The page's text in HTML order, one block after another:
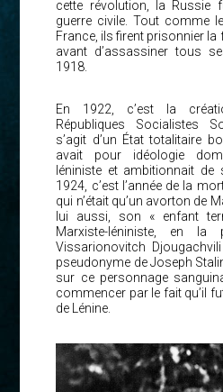
cette révolution, la Russie
guerre civile. Tout comme
France, ils firent prisonnier
avant d’assassiner tous
1918.
En 1922, c’est la
Républiques Socialistes
s’agit d’un État totalitaire
avait pour idéologie
léniniste et ambitionnait de
1924, c’est l’année de la
qui n’était qu’un avorton de
lui aussi, son « enfant
Marxiste-léniniste, en la
Vissarionovitch
pseudonyme de Joseph
sur ce personnage
commencer par le fait qu’il
de Lénine.